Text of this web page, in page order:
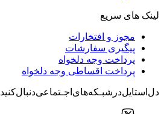
لینک های سریع
مجوز و افتخارات
پیگیری سفارشات
پرداخت وجه دلخواه
پرداخت اقساطی وجه دلخواه
دل‌استایل‌در‌‌شبـکه‌های‌اجـتماعی‌دنبال‌کنید